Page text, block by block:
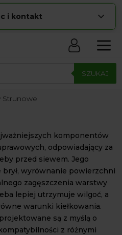
i kontakt
pokaż numer
pokaż e-mail
Pn-Sb: 8:00 – 20:00
SZUKAJ
Strunowe
komponentów
odpowiadający za
przed siewem. Jego
wyrównanie powierzchni
zagęszczenia warstwy
lepiej utrzymuje wilgoć, a
warunki kiełkowania.
są z myślą o
z różnymi